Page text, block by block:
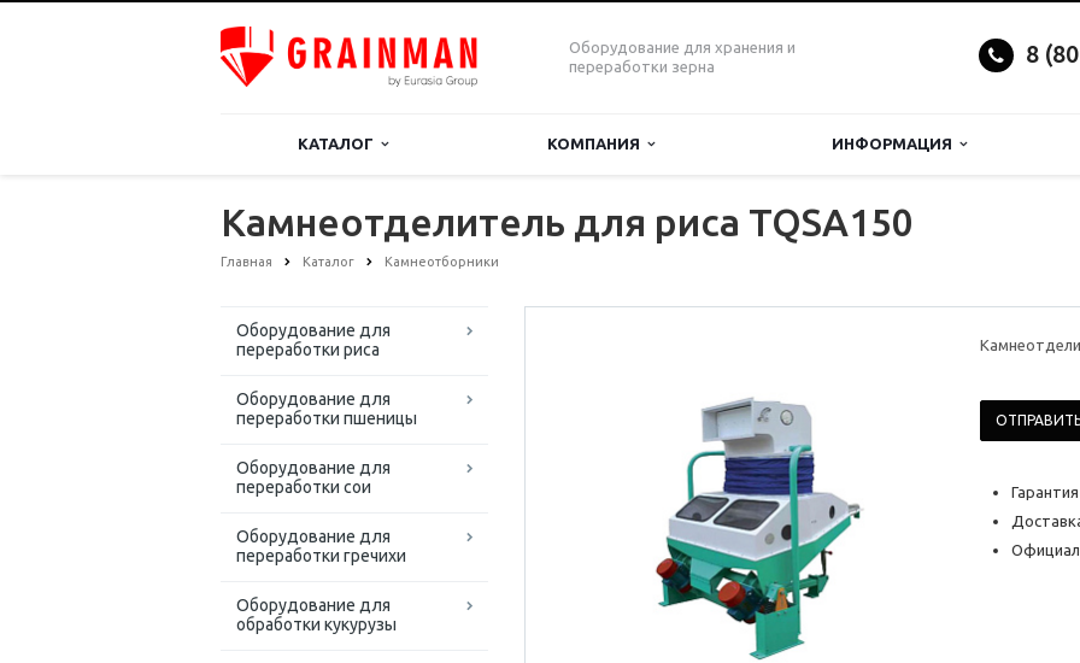
Оборудование для хранения и
переработки зерна
8
КАТАЛОГ КОМПАНИЯ ИНФОРМАЦИЯ
Камнеотделитель для риса TQSA150
Главная Каталог Камнеотборники
Оборудование для
переработки риса
Оборудование для
переработки пшеницы
Оборудование для
переработки сои
Оборудование для
переработки гречихи
Оборудование для
обработки кукурузы